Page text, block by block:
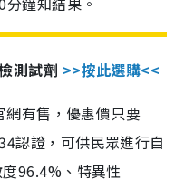
測試劑 >>按此選購<<
有售，優惠價只要
認證，可供民眾進行自
96.4%、特異性